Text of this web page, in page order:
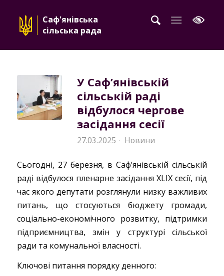
Саф'янівська
сільська рада
У Саф’янівській
сільській раді
відбулося чергове
засідання сесії
27.03.2025 · Новини
Сьогодні, 27 березня, в Саф’янівській сільській
раді відбулося пленарне засідання XLIX сесії, під
час якого депутати розглянули низку важливих
питань, що стосуються бюджету громади,
соціально-економічного розвитку, підтримки
підприємництва, змін у структурі сільської
ради та комунальної власності.
Ключові питання порядку денного: